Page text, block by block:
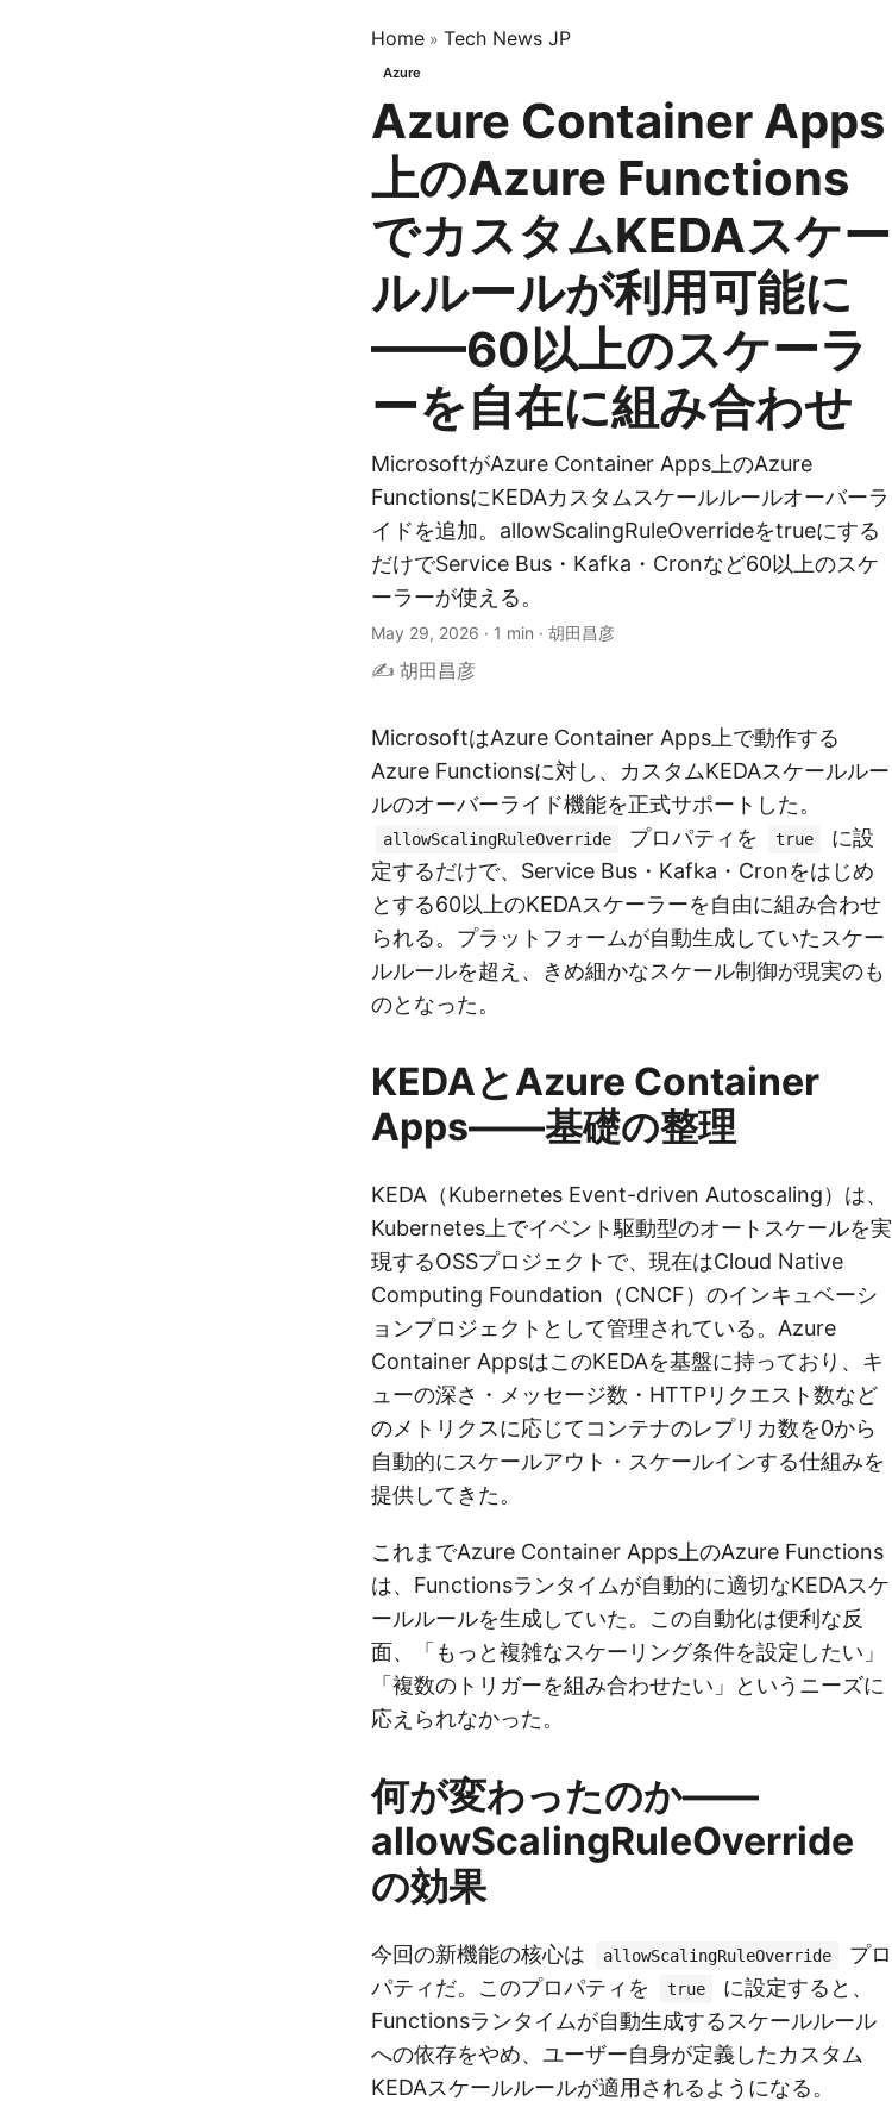
Home » Tech News JP
Azure
Azure Container Apps
上のAzure Functions
でカスタムKEDAスケー
ルルールが利用可能に
——60以上のスケーラ
ーを自在に組み合わせ
MicrosoftがAzure Container Apps上のAzure
FunctionsにKEDAカスタムスケールルールオーバーラ
イドを追加。allowScalingRuleOverrideをtrueにする
だけでService Bus・Kafka・Cronなど60以上のスケ
ーラーが使える。
May 29, 2026 · 1 min · 胡田昌彦
✍️ 胡田昌彦
MicrosoftはAzure Container Apps上で動作する
Azure Functionsに対し、カスタムKEDAスケールルー
ルのオーバーライド機能を正式サポートした。
allowScalingRuleOverride プロパティを true
に設
定するだけで、Service Bus・Kafka・Cronをはじめ
とする60以上のKEDAスケーラーを自由に組み合わせ
られる。プラットフォームが自動生成していたスケー
ルルールを超え、きめ細かなスケール制御が現実のも
のとなった。
KEDAとAzure Container
Apps——基礎の整理
KEDA（Kubernetes Event-driven Autoscaling）は、
Kubernetes上でイベント駆動型のオートスケールを実
現するOSSプロジェクトで、現在はCloud Native
Computing Foundation（CNCF）のインキュベーシ
ョンプロジェクトとして管理されている。Azure
Container AppsはこのKEDAを基盤に持っており、キ
ューの深さ・メッセージ数・HTTPリクエスト数など
のメトリクスに応じてコンテナのレプリカ数を0から
自動的にスケールアウト・スケールインする仕組みを
提供してきた。
これまでAzure Container Apps上のAzure Functions
は、Functionsランタイムが自動的に適切なKEDAスケ
ールルールを生成していた。この自動化は便利な反
面、「もっと複雑なスケーリング条件を設定したい」
「複数のトリガーを組み合わせたい」というニーズに
応えられなかった。
何が変わったのか——
allowScalingRuleOverride
の効果
今回の新機能の核心は allowScalingRuleOverride
プロ
パティだ。このプロパティを
true
に設定すると、
Functionsランタイムが自動生成するスケールルール
への依存をやめ、ユーザー自身が定義したカスタム
KEDAスケールルールが適用されるようになる。